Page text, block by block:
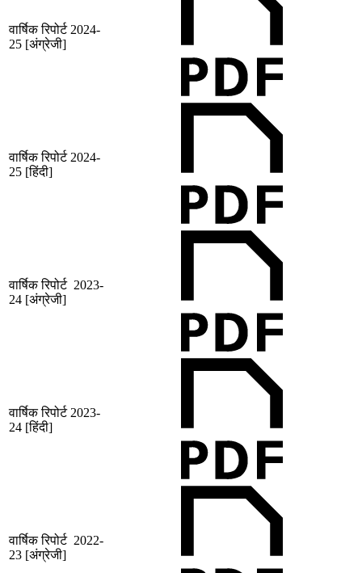
वार्षिक रिपोर्ट 2024-
25 [अंग्रेजी]
वार्षिक रिपोर्ट 2024-
25 [हिंदी]
वार्षिक रिपोर्ट 2023-
24 [अंग्रेजी]
वार्षिक रिपोर्ट 2023-
24 [हिंदी]
वार्षिक रिपोर्ट 2022-
23 [अंग्रेजी]